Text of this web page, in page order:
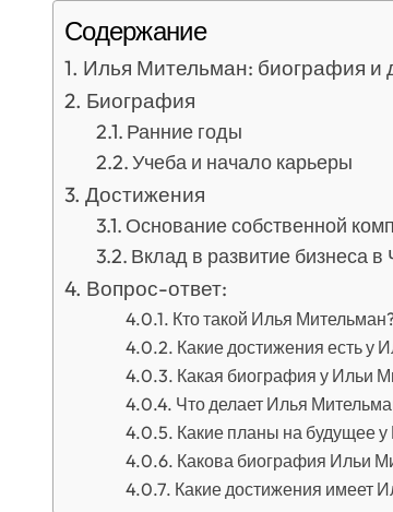
Содержание
Илья Мительман: биография и
Биография
Ранние годы
Учеба и начало карьеры
Достижения
Основание собственной
Вклад в развитие бизнеса в
Вопрос-ответ:
Кто такой Илья
Какие достижения есть у
Какая биография у Ильи
Что делает Илья
Какие планы на будущее
Какова биография Ильи
Какие достижения имеет